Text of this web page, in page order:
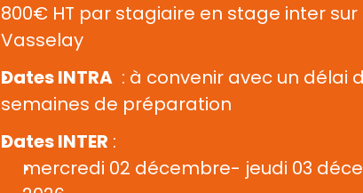
800€ HT par stagiaire en stage inter sur
Vasselay
Dates INTRA
: à convenir avec un délai
semaines de préparation
Dates INTER :
mercredi 02 décembre- jeudi 03